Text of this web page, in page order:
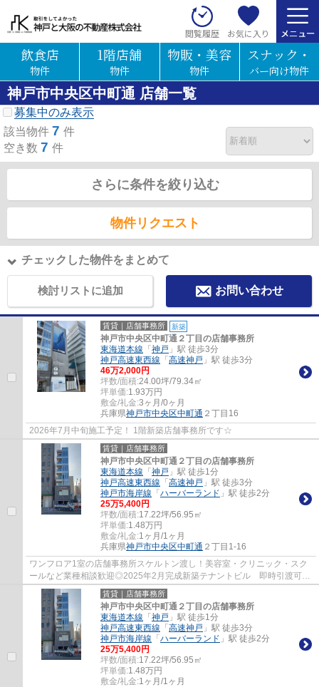
閲覧履歴 お気に入り
飲食店
物件
1階店舗
物件
物販・美容
物件
スナック・
バー向け物件
神戸市中央区中町通 店舗一覧
募集中のみ表示
該当物件 7 件
空き数 7 件
さらに条件を絞り込む
物件リクエスト
チェックした物件をまとめて
検討リストに追加 お問い合わせ
賃貸｜店舗事務所 新築
神戸市中央区中町通２丁目の店舗事務所
東海道本線 「 神戸 」駅 徒歩3分
神戸高速東西線 「 高速神戸 」駅 徒歩3分
46万2,000円
坪数/面積:24.00坪/79.34㎡
坪単価:1.93万円
敷金/礼金:3ヶ月/0ヶ月
兵庫県神戸市中央区中町通 ２丁目16
2026年7月中旬施工予定！ 1階新築店舗事務所です☆
賃貸｜店舗事務所
神戸市中央区中町通２丁目の店舗事務所
東海道本線 「 神戸 」駅 徒歩1分
神戸高速東西線 「 高速神戸 」駅 徒歩3分
神戸市海岸線 「 ハーバーランド 」駅 徒歩2分
25万5,400円
坪数/面積:17.22坪/56.95㎡
坪単価:1.48万円
敷金/礼金:1ヶ月/1ヶ月
兵庫県神戸市中央区中町通 ２丁目1-16
ワンフロア1室の店舗事務所スケルトン渡し！美容室・クリニック・スク
ールなど業種相談歓迎◎2025年2月完成新築テナントビル 即時引渡可能
◎ ぜひお気軽にお問い合わせください♪
賃貸｜店舗事務所
神戸市中央区中町通２丁目の店舗事務所
東海道本線 「 神戸 」駅 徒歩1分
神戸高速東西線 「 高速神戸 」駅 徒歩3分
神戸市海岸線 「 ハーバーランド 」駅 徒歩2分
25万5,400円
坪数/面積:17.22坪/56.95㎡
坪単価:1.48万円
敷金/礼金:1ヶ月/1ヶ月